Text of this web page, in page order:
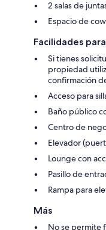
2 salas de
Espacio de
Facilidades
Si tienes
propiedad
confirmación
Acceso para
Baño público
Centro de
Elevador
Lounge con
Pasillo de
Rampa para
Más
No se permite